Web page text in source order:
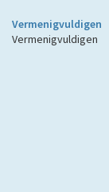
Vermenigvuldigen
Vermenigvuldigen